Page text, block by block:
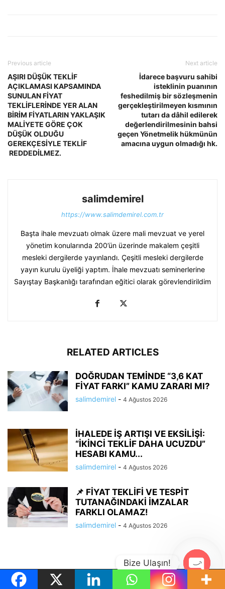
Previous article
AŞIRI DÜŞÜK TEKLİF
AÇIKLAMASI KAPSAMINDA
SUNULAN FİYAT
TEKLİFLERİNDE YER ALAN
BİRİM FİYATLARIN YAKLAŞIK
MALİYETE GÖRE ÇOK
DÜŞÜK OLDUĞU
GEREKÇESİYLE TEKLİF
REDDEDİLMEZ.
Next article
İdarece başvuru sahibi
isteklinin puanının
feshedilmiş bir sözleşmenin
gerçekleştirilmeyen kısmının
tutarı da dâhil edilerek
değerlendirilmesinin bahsi
geçen Yönetmelik hükmünün
amacına uygun olmadığı hk.
salimdemirel
https://www.salimdemirel.com.tr
Başta ihale mevzuatı olmak üzere mali mevzuat ve yerel
yönetim konularında 200’ün üzerinde makalem çeşitli
mesleki dergilerde yayınlandı. Çeşitli mesleki dergilerde
yayın kurulu üyeliği yaptım. İhale mevzuatı seminerlerine
Sayıştay Başkanlığı tarafından eğitici olarak görevlendirildim
RELATED ARTICLES
DOĞRUDAN TEMİNDE “3,6 KAT
FİYAT FARKI” KAMU ZARARI MI?
salimdemirel - 4 Ağustos 2026
İHALEDE İŞ ARTIŞI VE EKSİLİŞİ:
“İKİNCİ TEKLİF DAHA UCUZDU”
HESABI KAMU...
salimdemirel - 4 Ağustos 2026
📌 FİYAT TEKLİFİ VE TESPİT
TUTANAĞINDAKİ İMZALAR
FARKLI OLAMAZ!
salimdemirel - 4 Ağustos 2026
Bize Ulaşın!
Open